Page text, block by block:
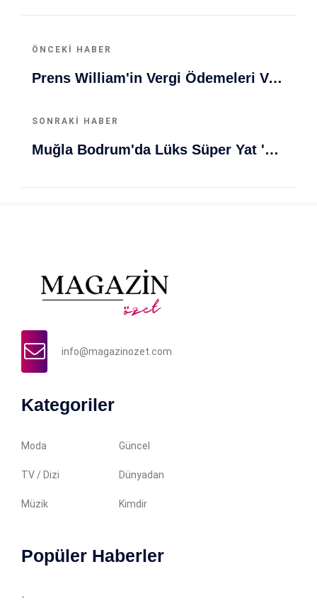
ÖNCEKI HABER
Prens William'in Vergi Ödemeleri Ve Büyük Servet Sırrı Açıklandı
SONRAKI HABER
Muğla Bodrum'da Lüks Süper Yat 'Golden Odyssey' Demirledi
info@magazinozet.com
Kategoriler
Moda Güncel
TV / Dizi Dünyadan
Müzik Kimdir
Popüler Haberler
-